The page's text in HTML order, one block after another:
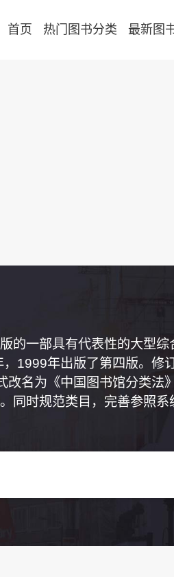
首页 热门图书分类 最新图
的一部具有代表性的大型综
1999年出版了第四版。修
改名为《中国图书馆分类法
同时规范类目，完善参照